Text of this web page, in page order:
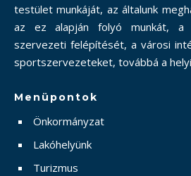
testület munkáját, az általunk
az ez alapján folyó munkát, a
szervezeti felépítését, a városi
sportszervezeteket, továbbá a
Menüpontok
Önkormányzat
Lakóhelyünk
Turizmus